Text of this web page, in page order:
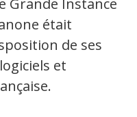
Grande Instance
était
de ses
et